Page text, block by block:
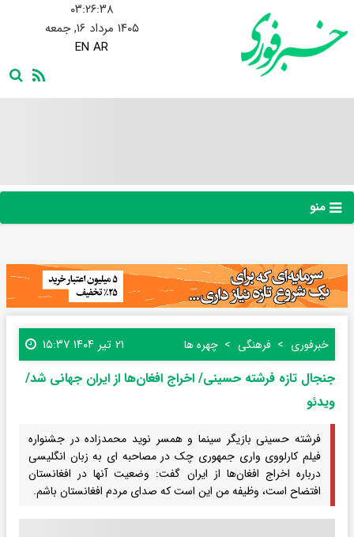
۰۳:۲۶:۳۹
۱۴۰۵ مرداد ۱۶, جمعه
EN AR
منو
خبرفوری فرهنگی چهره ها ۲۱ تیر ۱۴۰۴ ۱۵:۳۷
جنجال تازه فرشته حسینی/ اخراج افغان‌ها از ایران جهانی شد/
ویدئو
فرشته حسینی بازیگر سینما و همسر نوید محمدزاده در جشنواره
فیلم کارلووی واری جمهوری چک در مصاحبه ای به زبان انگلیسی
درباره اخراج افغان‌ها از ایران گفت: وضعیت آنها در افغانستان
افتضاح است، وظیفه من این است که صدای مردم افغانستان باشم.